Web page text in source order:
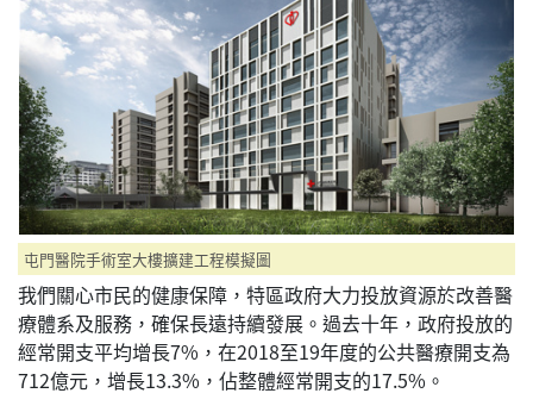
屯門醫院手術室大樓擴建工程模擬圖
我們關心市民的健康保障，特區政府大力投放資源於改善醫
療體系及服務，確保長遠持續發展。過去十年，政府投放的
經常開支平均增長7%，在2018至19年度的公共醫療開支為
712億元，增長13.3%，佔整體經常開支的17.5%。